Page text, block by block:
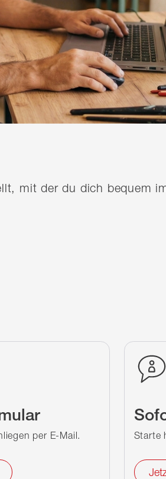
mit der du dich bequem
per E-Mail. Starte